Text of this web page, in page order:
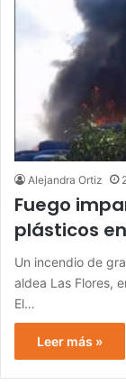
Alejandra Ortiz
Fuego
plásticos
Un incendio de
aldea Las Flores,
El…
Leer más »